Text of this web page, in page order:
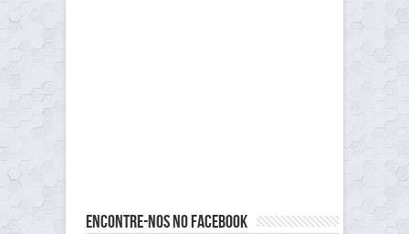
Encontre-nos no Facebook